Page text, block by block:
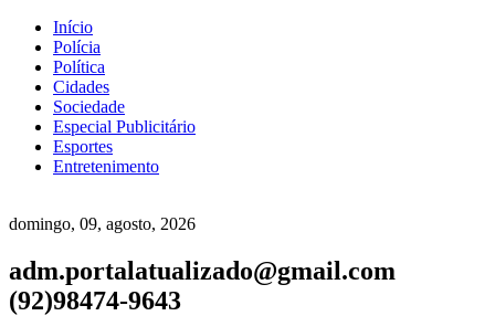
Início
Polícia
Política
Cidades
Sociedade
Especial Publicitário
Esportes
Entretenimento
domingo, 09, agosto, 2026
adm.portalatualizado@gmail.com
(92)98474-9643